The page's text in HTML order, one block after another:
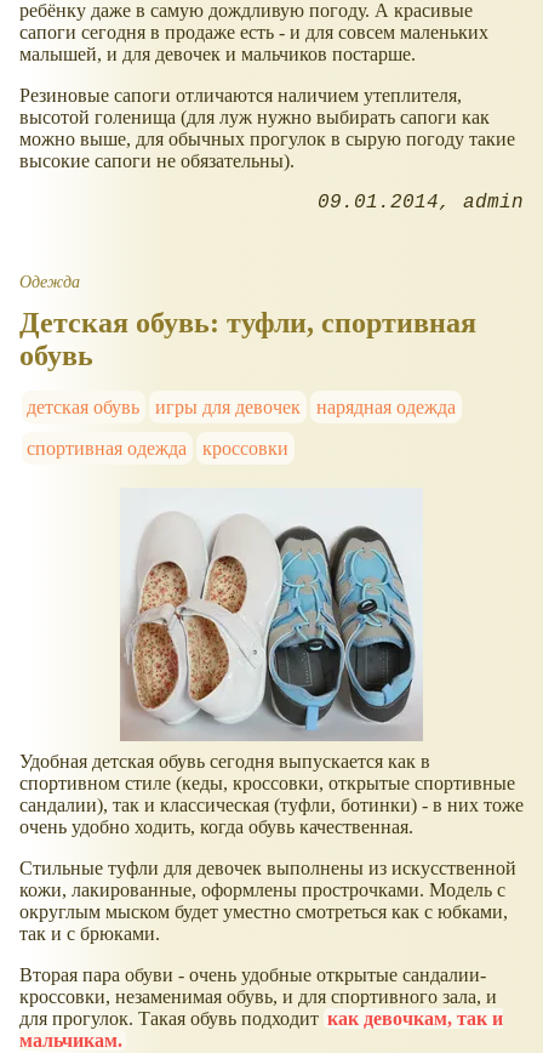
ребёнку даже в самую дождливую погоду. А красивые
сапоги сегодня в продаже есть - и для совсем маленьких
малышей, и для девочек и мальчиков постарше.
Резиновые сапоги отличаются наличием утеплителя,
высотой голенища (для луж нужно выбирать сапоги как
можно выше, для обычных прогулок в сырую погоду такие
высокие сапоги не обязательны).
09.01.2014 admin
Одежда
Детская обувь: туфли, спортивная
обувь
детская обувь игры для девочек
нарядная одежда
спортивная одежда
кроссовки
Удобная детская обувь сегодня выпускается как в
спортивном стиле (кеды, кроссовки, открытые спортивные
сандалии), так и классическая (туфли, ботинки) - в них тоже
очень удобно ходить, когда обувь качественная.
Стильные туфли для девочек выполнены из искусственной
кожи, лакированные, оформлены прострочками. Модель с
округлым мыском будет уместно смотреться как с юбками,
так и с брюками.
Вторая пара обуви - очень удобные открытые сандалии-
кроссовки, незаменимая обувь, и для спортивного зала, и
для прогулок. Такая обувь подходит как девочкам, так и
мальчикам.